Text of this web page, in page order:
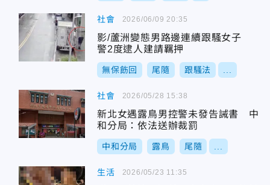
社會
影/蘆洲變態男路邊連續跟騷女子
警2度逮人建請羈押
無保飭回 尾隨 跟騷法
2026/06/09 20:35
社會
新北女遇露鳥男控警未發告誡書 中
和分局：依法送辦裁罰
中和分局 露鳥 尾隨
2026/05/28 15:38
生活 2026/05/23 11:35